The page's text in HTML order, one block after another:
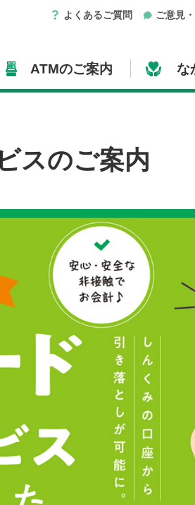
よくあるご質問 ご意見
ATMのご案内 な
スのご案内